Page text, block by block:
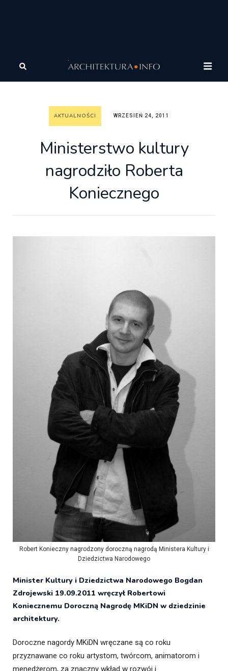
Wiadomości
Ministerstwo kultury nagrodziło Roberta Koniecznego
AKTUALNOŚCI WRZESIEŃ 24, 2011
Ministerstwo kultury
nagrodziło Roberta
Koniecznego
Robert Konieczny nagrodzony doroczną nagrodą Ministera Kultury i
Dziedzictwa Narodowego
Minister Kultury i Dziedzictwa Narodowego Bogdan
Zdrojewski 19.09.2011 wręczył Robertowi
Koniecznemu Doroczną Nagrodę MKiDN w dziedzinie
architektury.
Doroczne nagordy MKiDN wręczane są co roku
przyznawane co roku artystom, twórcom, animatorom i
menedżerom, za znaczny wkład w rozwój i